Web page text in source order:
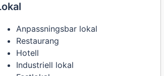
Anpassningsbar lokal
Restaurang
Hotell
Industriell lokal